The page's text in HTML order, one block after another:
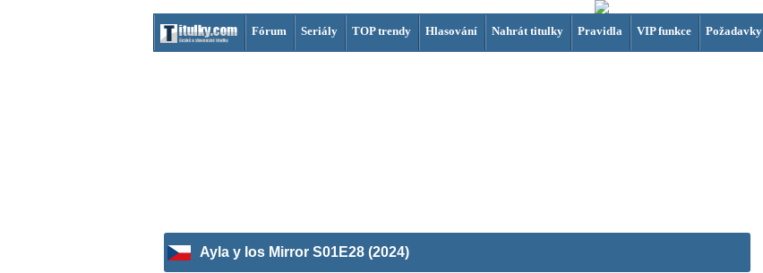
Fórum Seriály TOP trendy Hlasování Nahrát titulky Pravidla VIP funkce Požadavky
Ayla y los Mirror S01E28 (2024)